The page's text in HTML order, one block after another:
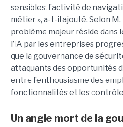
sensibles, l’activité de
métier », a-t-il ajouté. Selon
problème majeur réside dans
l’IA par les entreprises
que la gouvernance de
attaquants des opportunités
entre l’enthousiasme des
fonctionnalités et les
Un angle mort de la